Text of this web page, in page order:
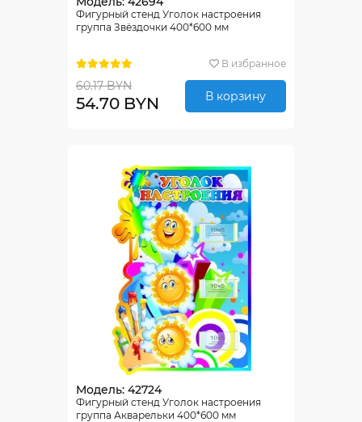
Фигурный стенд Уголок настроения
группа Звёздочки 400*600 мм
В избранное
60.17 BYN
54.70 BYN В корзину
Модель: 42724
Фигурный стенд Уголок настроения
группа Акварельки 400*600 мм